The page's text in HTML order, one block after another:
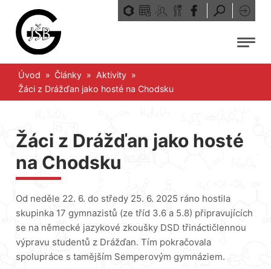
Přeskočit
obsah
Menu
Úvod » Články » Aktivity »
Žáci z Drážďan jako hosté na Chodsku
Žáci z Drážďan jako hosté
na Chodsku
Od neděle 22. 6. do středy 25. 6. 2025 ráno hostila
skupinka 17 gymnazistů (ze tříd 3.6 a 5.8) připravujících
se na německé jazykové zkoušky DSD třináctičlennou
výpravu studentů z Drážďan. Tím pokračovala
spolupráce s tamějším Semperovým gymnáziem.